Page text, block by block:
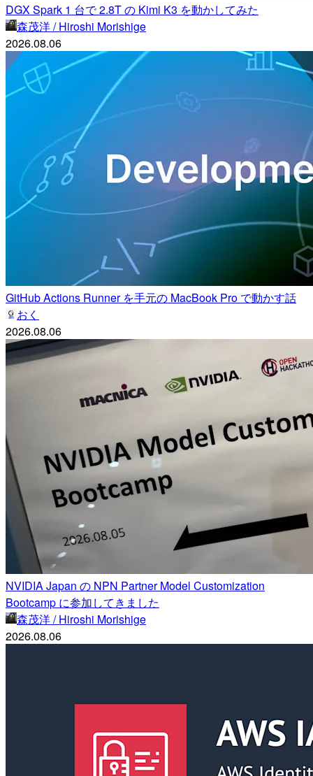
DGX Spark 1 台で 2.8T の Kimi K3 を動かしてみた
森茂洋 / Hiroshi Morishige
2026.08.06
GitHub Actions Runner を手元の MacBook Pro で動かす話
おく
2026.08.06
NVIDIA Japan の NPN Partner Model Customization
Bootcamp に参加してきました
森茂洋 / Hiroshi Morishige
2026.08.06